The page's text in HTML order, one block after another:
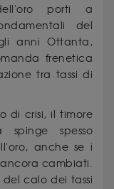
porti a
del
anni Ottanta,
frenetica
tra tassi di
di crisi, il timore
spinge spesso
anche se i
cambiati.
calo dei tassi